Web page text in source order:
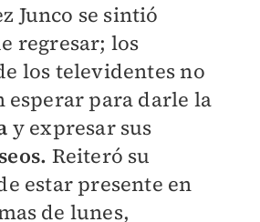
Junco se sintió
regresar; los
los televidentes no
esperar para darle la
y expresar sus
Reiteró su
estar presente en
de lunes,